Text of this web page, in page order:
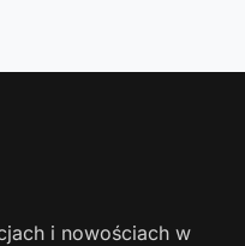
i nowościach w